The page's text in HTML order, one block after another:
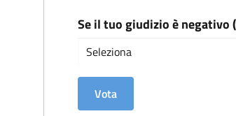
Se il tuo giudizio è negativo